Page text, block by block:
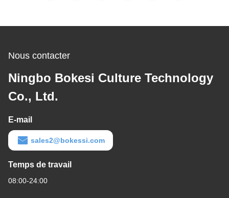
Nous contacter
Ningbo Bokesi Culture Technology
Co., Ltd.
E-mail
sales2@bokessi.com
Temps de travail
08:00-24:00